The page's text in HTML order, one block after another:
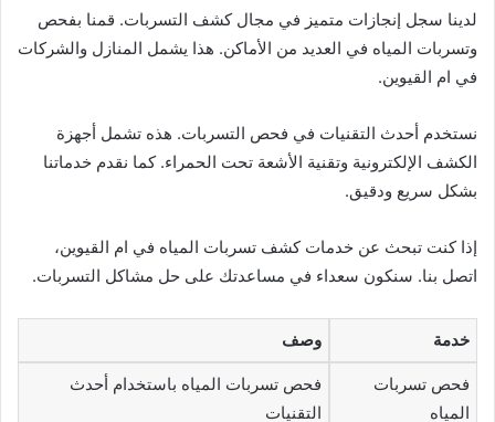
لدينا سجل إنجازات متميز في مجال كشف التسربات. قمنا بفحص
وتسربات المياه في العديد من الأماكن. هذا يشمل المنازل والشركات
في ام القيوين.
نستخدم أحدث التقنيات في فحص التسربات. هذه تشمل أجهزة
الكشف الإلكترونية وتقنية الأشعة تحت الحمراء. كما نقدم خدماتنا
بشكل سريع ودقيق.
إذا كنت تبحث عن خدمات كشف تسربات المياه في ام القيوين،
اتصل بنا. سنكون سعداء في مساعدتك على حل مشاكل التسربات.
خدمة وصف
فحص تسربات
المياه
فحص تسربات المياه باستخدام أحدث
التقنيات